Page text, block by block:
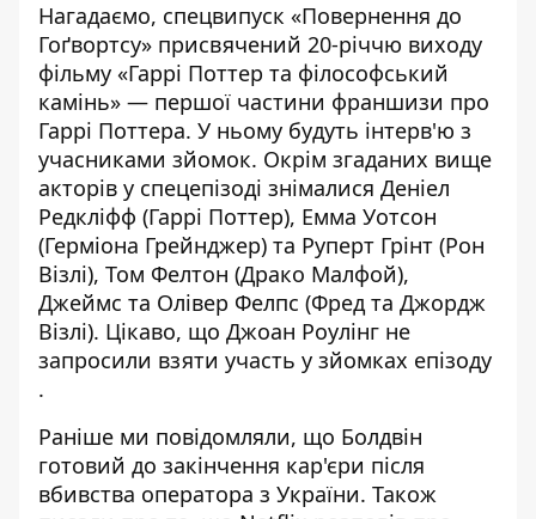
Нагадаємо, спецвипуск «Повернення до
Гоґвортсу» присвячений 20-річчю виходу
фільму «Гаррі Поттер та філософський
камінь» — першої частини франшизи про
Гаррі Поттера. У ньому будуть інтерв'ю з
учасниками зйомок. Окрім згаданих вище
акторів у спецепізоді знімалися Деніел
Редкліфф (Гаррі Поттер), Емма Уотсон
(Герміона Грейнджер) та Руперт Грінт (Рон
Візлі), Том Фелтон (Драко Малфой),
Джеймс та Олівер Фелпс (Фред та Джордж
Візлі). Цікаво, що Джоан Роулінг не
запросили взяти участь у зйомках епізоду
.
Раніше ми повідомляли, що Болдвін
готовий до закінчення кар'єри після
вбивства оператора з України. Також